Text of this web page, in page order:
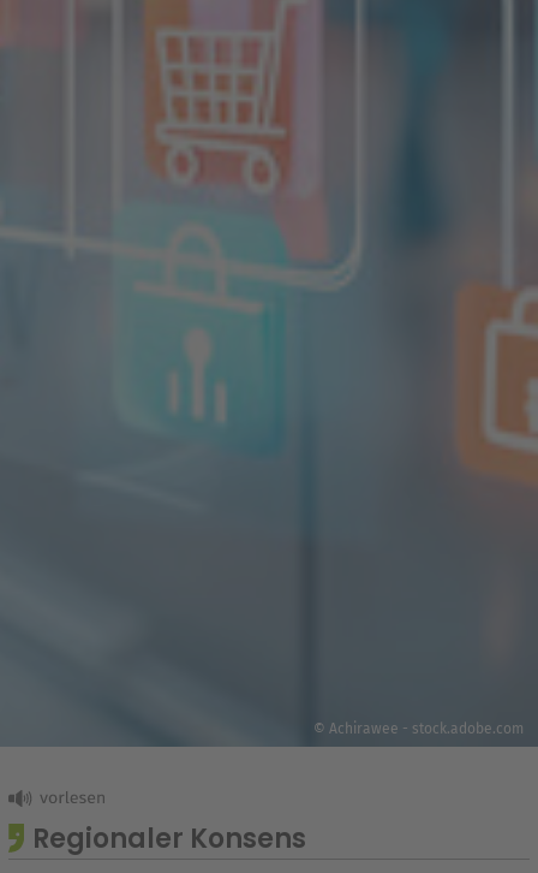
© Achirawee - stock.adobe.com
Regionaler Konsens